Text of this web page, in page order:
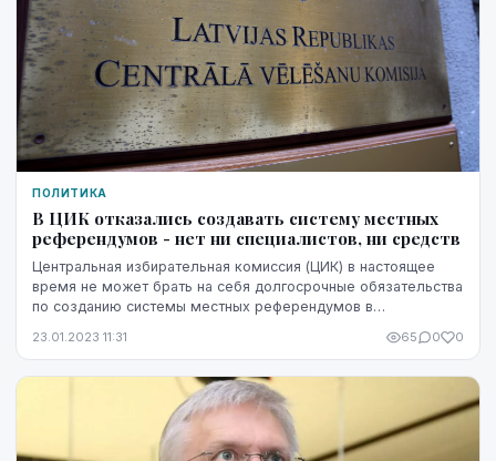
ПОЛИТИКА
В ЦИК отказались создавать систему местных
референдумов - нет ни специалистов, ни средств
Центральная избирательная комиссия (ЦИК) в настоящее
время не может брать на себя долгосрочные обязательства
по созданию системы местных референдумов в
23.01.2023 11:31 65 0 0